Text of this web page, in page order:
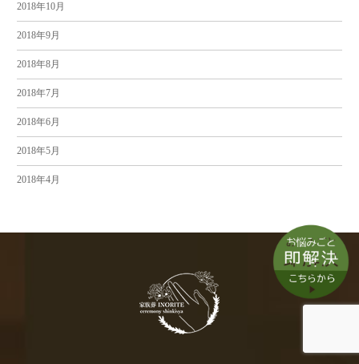
2018年10月
2018年9月
2018年8月
2018年7月
2018年6月
2018年5月
2018年4月